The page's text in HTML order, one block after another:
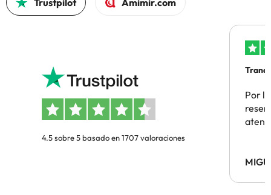
Trustpilot Amimir.com
4.5 sobre 5 basado en 1707 valoraciones
Por